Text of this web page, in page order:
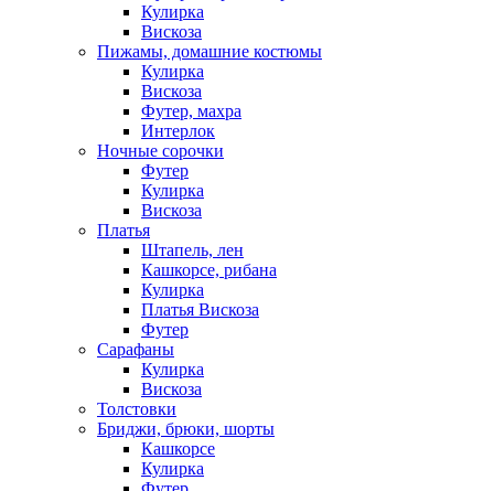
Кулирка
Вискоза
Пижамы, домашние костюмы
Кулирка
Вискоза
Футер, махра
Интерлок
Ночные сорочки
Футер
Кулирка
Вискоза
Платья
Штапель, лен
Кашкорсе, рибана
Кулирка
Платья Вискоза
Футер
Сарафаны
Кулирка
Вискоза
Толстовки
Бриджи, брюки, шорты
Кашкорсе
Кулирка